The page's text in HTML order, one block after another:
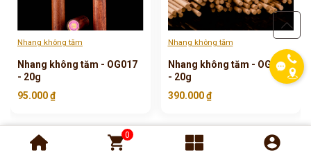
shopping_cart0 account_circle
Nhang không tăm
Nhang không tăm - OG017
- 20g
95.000 ₫
Nhang không tăm
Nhang không tăm - OG020
- 20g
390.000 ₫